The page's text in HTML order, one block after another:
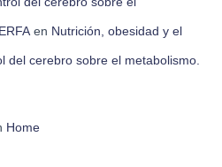
en Nutrición, obesidad y el
del cerebro sobre el metabolismo.
Home